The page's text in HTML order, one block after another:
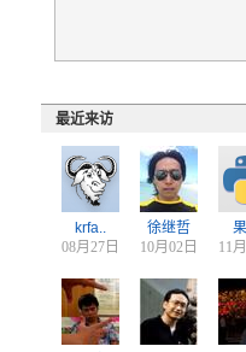
最近来访
krfa..
08月27日
徐继哲
10月02日
11